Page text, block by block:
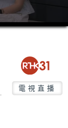
電視直播